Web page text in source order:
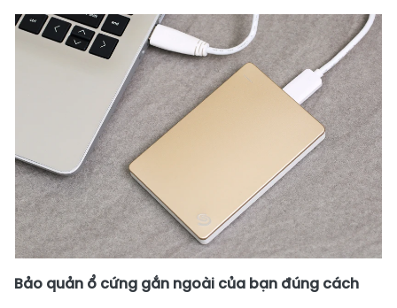
Bảo quản ổ cứng gắn ngoài của bạn đúng cách